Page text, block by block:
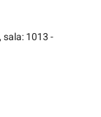
1013 -